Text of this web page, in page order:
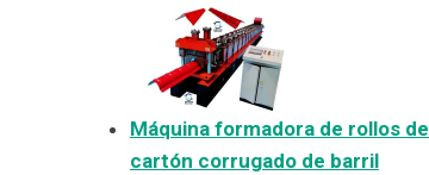
Máquina formadora de rollos de
cartón corrugado de barril